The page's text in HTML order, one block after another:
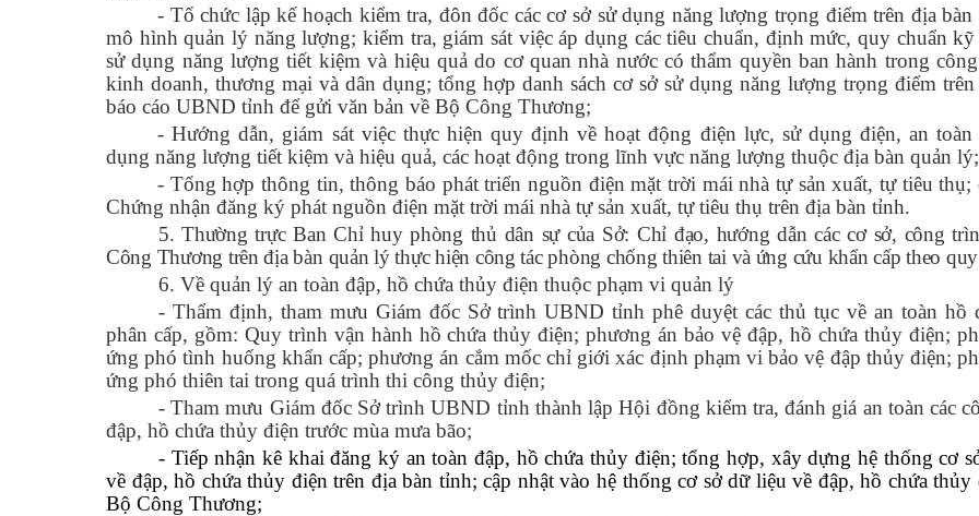
- Tổ chức lập kế hoạch kiểm tra, đôn đốc các cơ sở sử dụng năng lượng trọng điểm trên địa bàn
mô hình quản lý năng lượng; kiểm tra, giám sát việc áp dụng các tiêu chuẩn, định mức, quy chuẩn kỹ
sử dụng năng lượng tiết kiệm và hiệu quả do cơ quan nhà nước có thẩm quyền ban hành trong
kinh doanh, thương mại và dân dụng; tổng hợp danh sách cơ sở sử dụng năng lượng trọng điểm trên
báo cáo UBND tỉnh để gửi văn bản về Bộ Công Thương;
- Hướng dẫn, giám sát việc thực hiện quy định về hoạt động điện lực, sử dụng điện, an toàn
dụng năng lượng tiết kiệm và hiệu quả, các hoạt động trong lĩnh vực năng lượng thuộc địa bàn quản lý;
- Tổng hợp thông tin, thông báo phát triển nguồn điện mặt trời mái nhà tự sản xuất, tự tiêu thụ;
Chứng nhận đăng ký phát nguồn điện mặt trời mái nhà tự sản xuất, tự tiêu thụ trên địa bàn tỉnh.
5. Thường trực Ban Chỉ huy phòng thủ dân sự của Sở: Chỉ đạo, hướng dẫn các cơ sở, công
Công Thương trên địa bàn quản lý thực hiện công tác phòng chống thiên tai và ứng cứu khẩn cấp theo
6. Về quản lý an toàn đập, hồ chứa thủy điện thuộc phạm vi quản lý
- Thẩm định, tham mưu Giám đốc Sở trình UBND tỉnh phê duyệt các thủ tục về an toàn hồ
phân cấp, gồm: Quy trình vận hành hồ chứa thủy điện; phương án bảo vệ đập, hồ chứa thủy điện;
ứng phó tình huống khẩn cấp; phương án cắm mốc chỉ giới xác định phạm vi bảo vệ đập thủy điện;
ứng phó thiên tai trong quá trình thi công thủy điện;
- Tham mưu Giám đốc Sở trình UBND tỉnh thành lập Hội đồng kiểm tra, đánh giá an toàn các
đập, hồ chứa thủy điện trước mùa mưa bão;
- Tiếp nhận kê khai đăng ký an toàn đập, hồ chứa thủy điện; tổng hợp, xây dựng hệ thống cơ
về đập, hồ chứa thủy điện trên địa bàn tỉnh; cập nhật vào hệ thống cơ sở dữ liệu về đập, hồ chứa thủy
Bộ Công Thương;